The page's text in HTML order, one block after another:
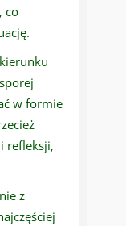
co
w formie
refleksji,
z